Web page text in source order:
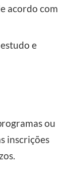
acordo com
e
ou
inscrições